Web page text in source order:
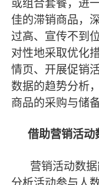
或组合套餐，进
佳的滞销商品，
过高、宣传不到
对性地采取优化
情页、开展促销
数据的趋势分析
商品的采购与储
借助营销活动
营销活动数